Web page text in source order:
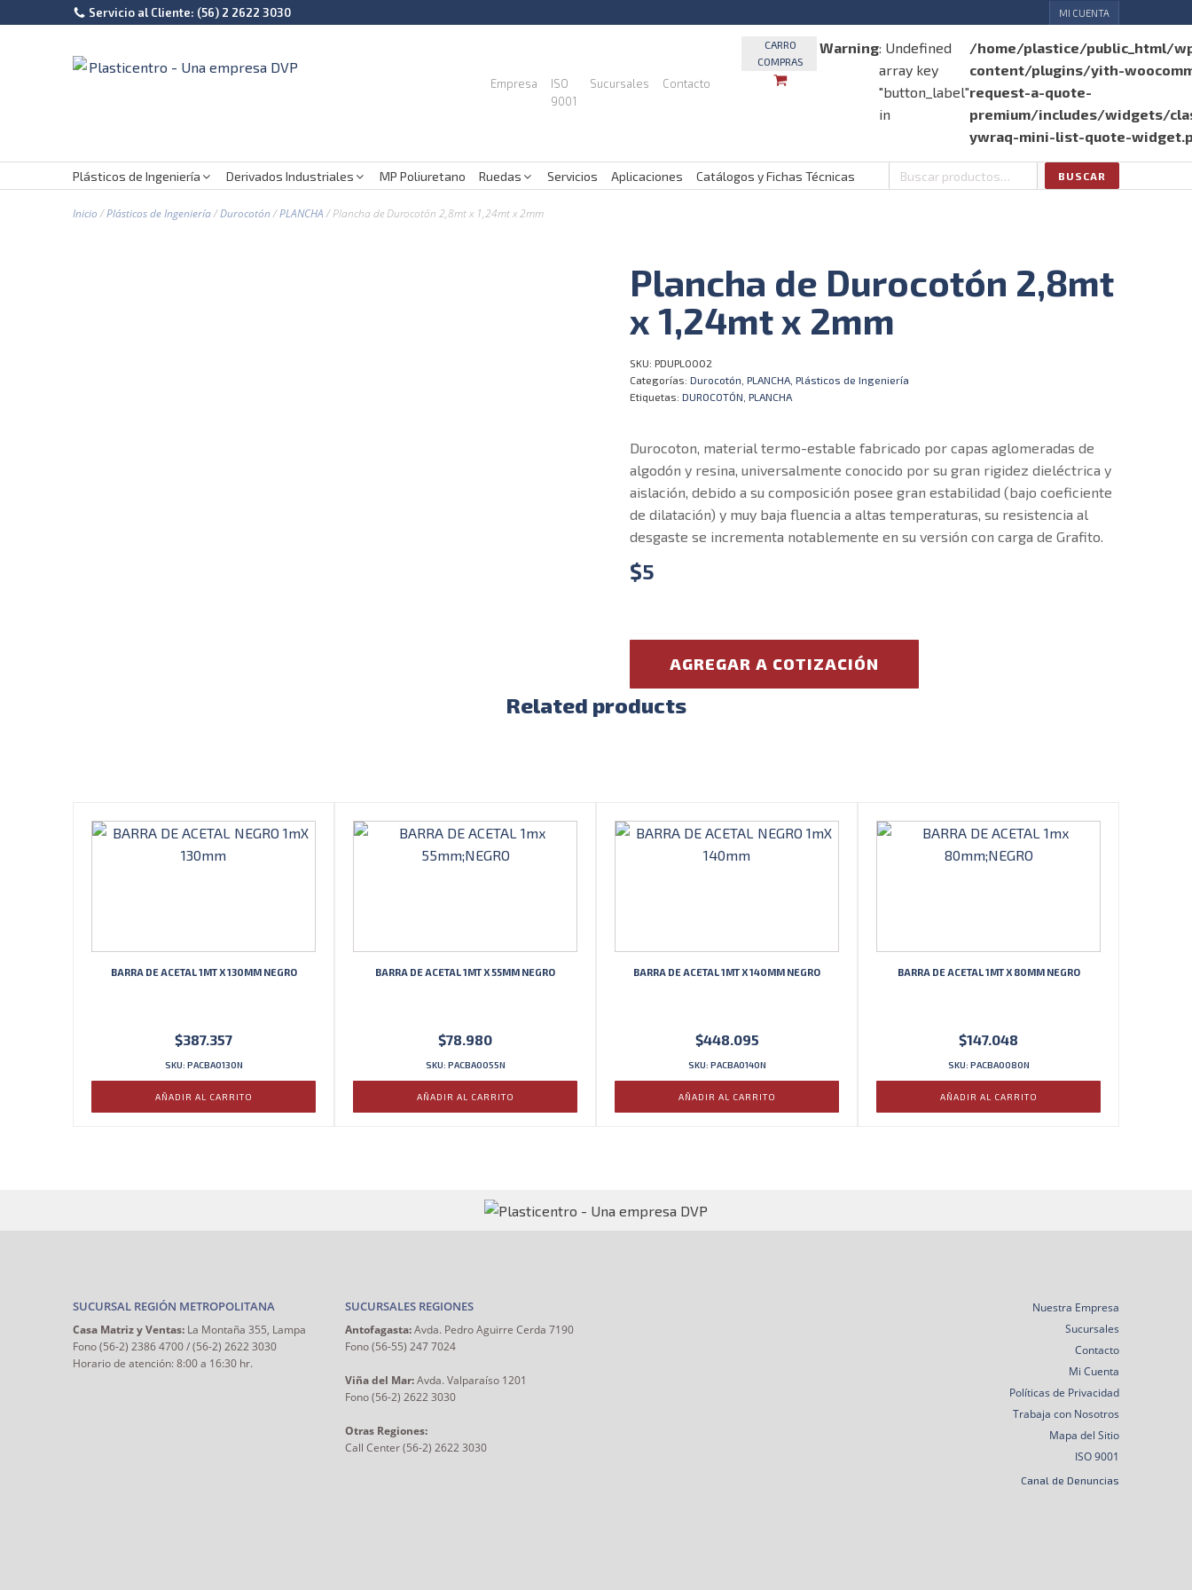
Servicio al Cliente: (56) 2 2622 3030 MI CUENTA
Empresa
ISO
9001
Sucursales Contacto
CARRO
COMPRAS
Warning: Undefined
array key
"button_label"
in
/home/plastice/public_html/
content/plugins/yith-
request-a-quote-
premium/includes/widgets/
ywraq-mini-list-quote-
Plásticos de Ingeniería Derivados Industriales MP Poliuretano Ruedas Servicios Aplicaciones Catálogos y Fichas Técnicas
Buscar
BUSCAR
Inicio/Plásticos de Ingeniería/Durocotón/PLANCHA/ Plancha de Durocotón 2,8mt x 1,24mt x 2mm
Plancha de Durocotón 2,8mt
x 1,24mt x 2mm
SKU: PDUPL0002
Categorías: Durocotón PLANCHA Plásticos de Ingeniería
Etiquetas: DUROCOTÓN PLANCHA
Durocoton, material termo-estable fabricado por capas aglomeradas de
algodón y resina, universalmente conocido por su gran rigidez dieléctrica y
aislación, debido a su composición posee gran estabilidad (bajo coeficiente
de dilatación) y muy baja fluencia a altas temperaturas, su resistencia al
desgaste se incrementa notablemente en su versión con carga de Grafito.
$5
AGREGAR A COTIZACIÓN
Related products
BARRA DE ACETAL 1MT X 130MM NEGRO
$387.357
SKU: PACBA0130N
AÑADIR AL CARRITO
BARRA DE ACETAL 1MT X 55MM NEGRO
$78.980
SKU: PACBA0055N
AÑADIR AL CARRITO
BARRA DE ACETAL 1MT X 140MM NEGRO
$448.095
SKU: PACBA0140N
AÑADIR AL CARRITO
BARRA DE ACETAL 1MT X 80MM NEGRO
$147.048
SKU: PACBA0080N
AÑADIR AL CARRITO
SUCURSAL REGIÓN METROPOLITANA
Casa Matriz y Ventas: La Montaña 355, Lampa
Fono (56-2) 2386 4700 / (56-2) 2622 3030
Horario de atención: 8:00 a 16:30 hr.
SUCURSALES REGIONES
Antofagasta:Avda. Pedro Aguirre Cerda 7190
Fono (56-55) 247 7024
Viña del Mar:Avda. Valparaíso 1201
Fono (56-2) 2622 3030
Otras Regiones:
Call Center (56-2) 2622 3030
Nuestra Empresa
Sucursales
Contacto
Mi Cuenta
Políticas de Privacidad
Trabaja con Nosotros
Mapa del Sitio
ISO 9001
Canal de Denuncias